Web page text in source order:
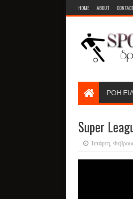
HOME ABOUT
ΡΟΗ
Super
Τετάρτη,